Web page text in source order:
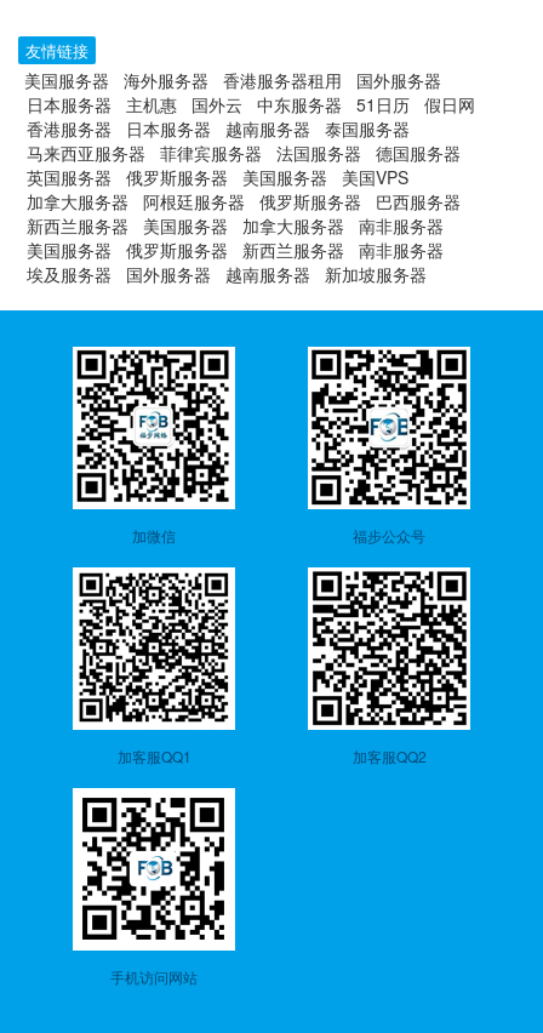
调度？
友情链接
美国服务器 海外服务器 香港服务器租用
国外服务器
日本服务器
主机惠 国外云 中东服务器 51日历 假日网
香港服务器
日本服务器 越南服务器
泰国服务器
马来西亚服务器
菲律宾服务器 法国服务器
德国服务器
英国服务器
俄罗斯服务器 美国服务器
美国VPS
加拿大服务器
阿根廷服务器 俄罗斯服务器
巴西服务器
新西兰服务器
美国服务器 加拿大服务器
南非服务器
美国服务器
俄罗斯服务器 新西兰服务器
南非服务器
埃及服务器
国外服务器 越南服务器 新加坡服务器
加微信 福步公众号
加客服QQ1 加客服QQ2
手机访问网站